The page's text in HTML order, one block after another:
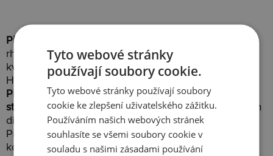
Přívěsky Hot Diamonds
rhodiovaného nebo zlaceného stříbra prvotřídní
kvality(925/1000). Je to nejbohatší kategorie šperků
Hot Diamonds.
Přívěsky jsou dodávány vždy s vyobrazeným
stříbrným řetízkem. Každý přívěsek je osazen pravým
diamantem s certifikátem.
Přívěsky Hot Diamonds obsahují dvě speciální
kolekce - jedinečnouEmozionia roztomilou
Tyto webové stránky
používají soubory cookie.
Tyto webové stránky používají soubory
cookie ke zlepšení uživatelského zážitku.
Používáním našich webových stránek
souhlasíte se všemi soubory cookie v
souladu s našimi zásadami používání